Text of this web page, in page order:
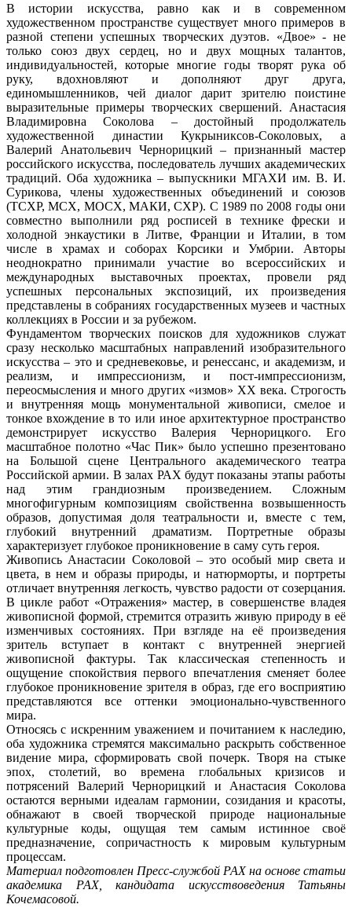
В истории искусства, равно как и в современном
художественном пространстве существует много примеров в
разной степени успешных творческих дуэтов. «Двое» - не
только союз двух сердец, но и двух мощных талантов,
индивидуальностей, которые многие годы творят рука об
руку, вдохновляют и дополняют друг друга,
единомышленников, чей диалог дарит зрителю поистине
выразительные примеры творческих свершений. Анастасия
Владимировна Соколова – достойный продолжатель
художественной династии Кукрыниксов-Соколовых, а
Валерий Анатольевич Чернорицкий – признанный мастер
российского искусства, последователь лучших академических
традиций. Оба художника – выпускники МГАХИ им. В. И.
Сурикова, члены художественных объединений и союзов
(ТСХР, МСХ, МОСХ, МАКИ, СХР). С 1989 по 2008 годы они
совместно выполнили ряд росписей в технике фрески и
холодной энкаустики в Литве, Франции и Италии, в том
числе в храмах и соборах Корсики и Умбрии. Авторы
неоднократно принимали участие во всероссийских и
международных выставочных проектах, провели ряд
успешных персональных экспозиций, их произведения
представлены в собраниях государственных музеев и частных
коллекциях в России и за рубежом.
Фундаментом творческих поисков для художников служат
сразу несколько масштабных направлений изобразительного
искусства – это и средневековье, и ренессанс, и академизм, и
реализм, и импрессионизм, и пост-импрессионизм,
переосмысления и много других «измов» ХХ века. Строгость
и внутренняя мощь монументальной живописи, смелое и
тонкое вхождение в то или иное архитектурное пространство
демонстрирует искусство Валерия Чернорицкого. Его
масштабное полотно «Час Пик» было успешно презентовано
на Большой сцене Центрального академического театра
Российской армии. В залах РАХ будут показаны этапы работы
над этим грандиозным произведением. Сложным
многофигурным композициям свойственна возвышенность
образов, допустимая доля театральности и, вместе с тем,
глубокий внутренний драматизм. Портретные образы
характеризует глубокое проникновение в саму суть героя.
Живопись Анастасии Соколовой – это особый мир света и
цвета, в нем и образы природы, и натюрморты, и портреты
отличает внутренняя легкость, чувство радости от созерцания.
В цикле работ «Отражения» мастер, в совершенстве владея
живописной формой, стремится отразить живую природу в её
изменчивых состояниях. При взгляде на её произведения
зритель вступает в контакт с внутренней энергией
живописной фактуры. Так классическая степенность и
ощущение спокойствия первого впечатления сменяет более
глубокое проникновение зрителя в образ, где его восприятию
представляются все оттенки эмоционально-чувственного
мира.
Относясь с искренним уважением и почитанием к наследию,
оба художника стремятся максимально раскрыть собственное
видение мира, сформировать свой почерк. Творя на стыке
эпох, столетий, во времена глобальных кризисов и
потрясений Валерий Чернорицкий и Анастасия Соколова
остаются верными идеалам гармонии, созидания и красоты,
обнажают в своей творческой природе национальные
культурные коды, ощущая тем самым истинное своё
предназначение, сопричастность к мировым культурным
процессам.
Материал подготовлен Пресс-службой РАХ на основе статьи
академика РАХ, кандидата искусствоведения Татьяны
Кочемасовой.